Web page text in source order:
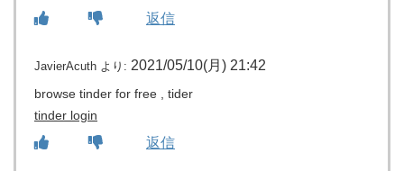
返信
JavierAcuth より: 2021/05/10(月) 21:42
browse tinder for free , tider
tinder login
返信